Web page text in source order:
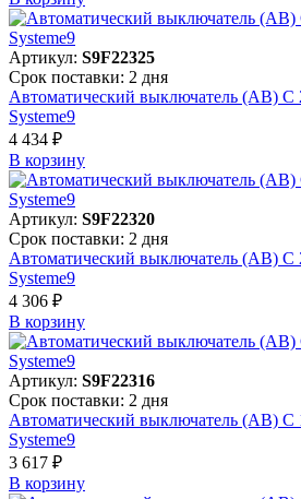
Артикул: S9F22325
Срок поставки: 2 дня
Автоматический выключатель (АВ) C
Systeme9
4 434 ₽
В корзинy
Артикул: S9F22320
Срок поставки: 2 дня
Автоматический выключатель (АВ) C
Systeme9
4 306 ₽
В корзинy
Артикул: S9F22316
Срок поставки: 2 дня
Автоматический выключатель (АВ) C
Systeme9
3 617 ₽
В корзинy